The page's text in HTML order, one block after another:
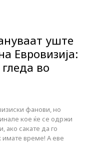
уште
Евровизија:
во
фанови, но
кое ќе се одржи
ако сакате да го
имате време! А еве